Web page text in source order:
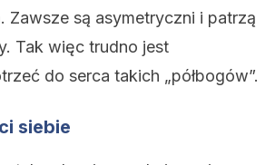
Zawsze są asymetryczni i patrzą
Tak więc trudno jest
do serca takich „półbogów”.
siebie